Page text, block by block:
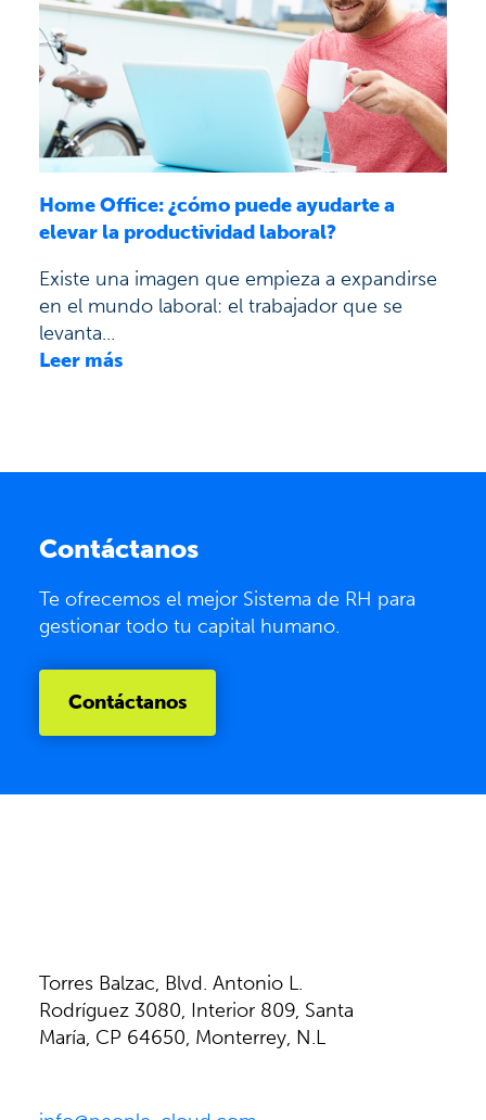
Home Office: ¿cómo puede ayudarte a
elevar la productividad laboral?
Existe una imagen que empieza a expandirse
en el mundo laboral: el trabajador que se
levanta...
Leer más
Contáctanos
Te ofrecemos el mejor Sistema de RH para
gestionar todo tu capital humano.
Contáctanos
Torres Balzac, Blvd. Antonio L.
Rodríguez 3080, Interior 809, Santa
María, CP 64650, Monterrey, N.L